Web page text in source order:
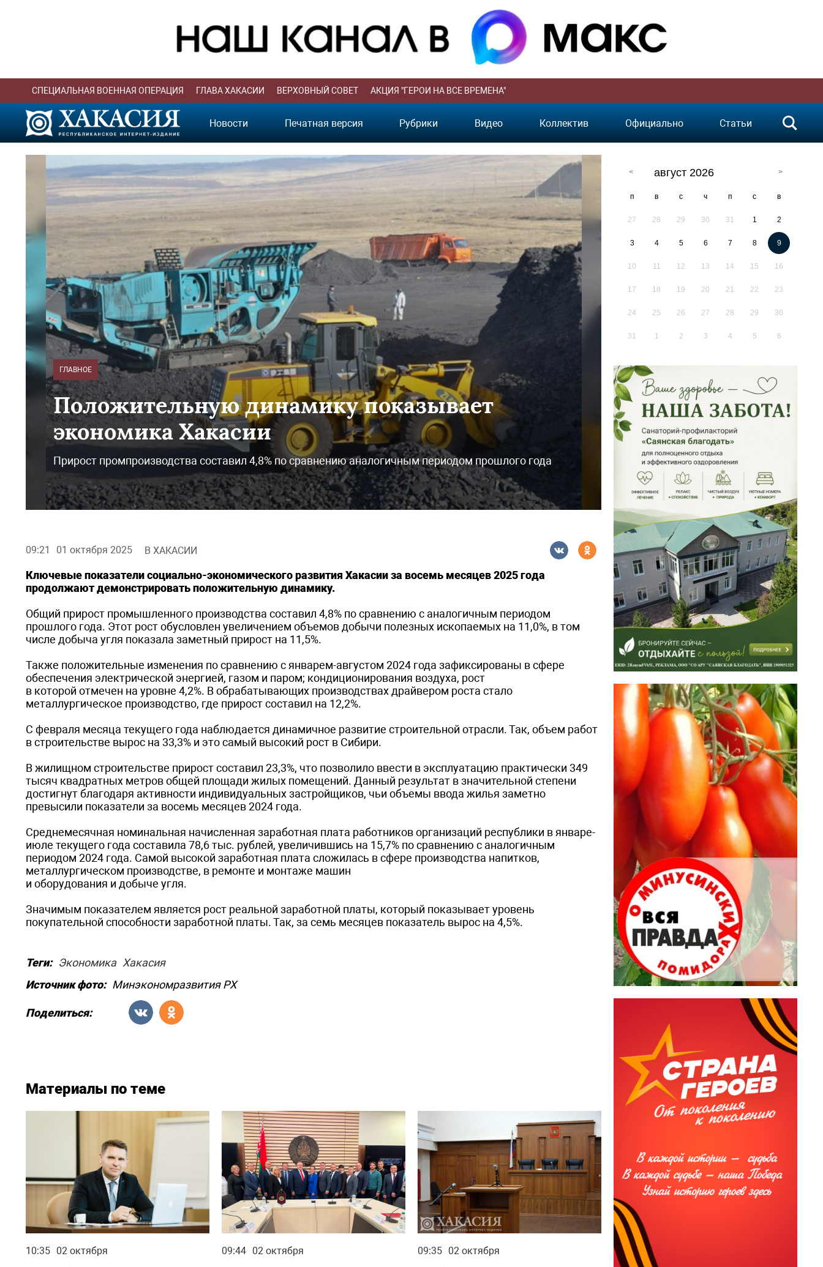
СПЕЦИАЛЬНАЯ ВОЕННАЯ ОПЕРАЦИЯ ГЛАВА ХАКАСИИ ВЕРХОВНЫЙ СОВЕТ АКЦИЯ "ГЕРОИ НА ВСЕ ВРЕМЕНА"
Новости Печатная версия Рубрики Видео Коллектив Официально Статьи
ГЛАВНОЕ
Положительную динамику показывает
экономика Хакасии
Прирост промпроизводства составил 4,8% по сравнению аналогичным периодом прошлого года
09:21 01 октября 2025 В ХАКАСИИ
Ключевые показатели социально-экономического развития Хакасии за восемь месяцев 2025 года
продолжают демонстрировать положительную динамику.
Общий прирост промышленного производства составил 4,8% по сравнению с аналогичным периодом
прошлого года. Этот рост обусловлен увеличением объемов добычи полезных ископаемых на 11,0%, в том
числе добыча угля показала заметный прирост на 11,5%.
Также положительные изменения по сравнению с январем-августом 2024 года зафиксированы в сфере
обеспечения электрической энергией, газом и паром; кондиционирования воздуха, рост
в которой отмечен на уровне 4,2%. В обрабатывающих производствах драйвером роста стало
металлургическое производство, где прирост составил на 12,2%.
С февраля месяца текущего года наблюдается динамичное развитие строительной отрасли. Так, объем работ
в строительстве вырос на 33,3% и это самый высокий рост в Сибири.
В жилищном строительстве прирост составил 23,3%, что позволило ввести в эксплуатацию практически 349
тысяч квадратных метров общей площади жилых помещений. Данный результат в значительной степени
достигнут благодаря активности индивидуальных застройщиков, чьи объемы ввода жилья заметно
превысили показатели за восемь месяцев 2024 года.
Среднемесячная номинальная начисленная заработная плата работников организаций республики в январе-
июле текущего года составила 78,6 тыс. рублей, увеличившись на 15,7% по сравнению с аналогичным
периодом 2024 года. Самой высокой заработная плата сложилась в сфере производства напитков,
металлургическом производстве, в ремонте и монтаже машин
и оборудования и добыче угля.
Значимым показателем является рост реальной заработной платы, который показывает уровень
покупательной способности заработной платы. Так, за семь месяцев показатель вырос на 4,5%.
Теги: Экономика Хакасия
Источник фото: Минэкономразвития РХ
Поделиться:
Материалы по теме
10:35 02 октября 09:44 02 октября 09:35 02 октября
август 2026
п в с ч п с в
27 28 29 30 31 1 2
3 4 5 6 7 8 9
10 11 12 13 14 15 16
17 18 19 20 21 22 23
24 25 26 27 28 29 30
31 1 2 3 4 5 6